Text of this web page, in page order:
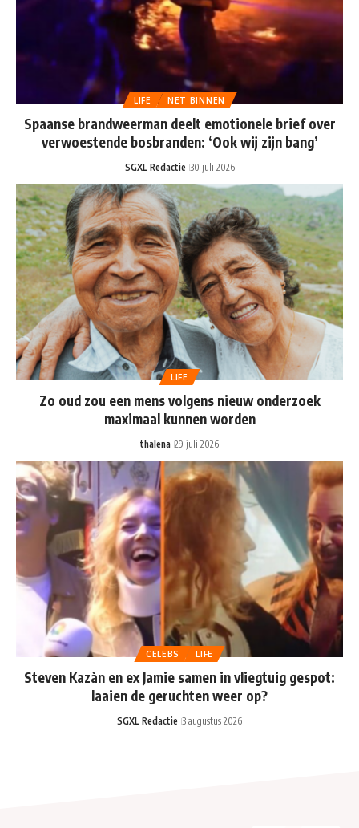
LIFE NET BINNEN
Spaanse brandweerman deelt emotionele brief over
verwoestende bosbranden: ‘Ook wij zijn bang’
SGXL Redactie 30 juli 2026
LIFE
Zo oud zou een mens volgens nieuw onderzoek
maximaal kunnen worden
thalena 29 juli 2026
CELEBS LIFE
Steven Kazàn en ex Jamie samen in vliegtuig gespot:
laaien de geruchten weer op?
SGXL Redactie 3 augustus 2026